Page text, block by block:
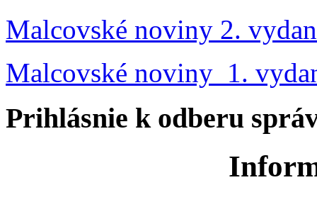
Malcovské noviny 2.
Malcovské noviny 1.
Prihlásnie k odberu